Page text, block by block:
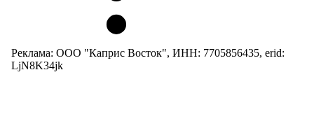
Реклама: ООО "Каприс Восток", ИНН: 7705856435, erid:
LjN8K34jk